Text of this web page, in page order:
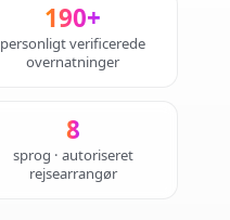
190+
personligt verificerede
overnatninger
8
sprog · autoriseret
rejsearrangør